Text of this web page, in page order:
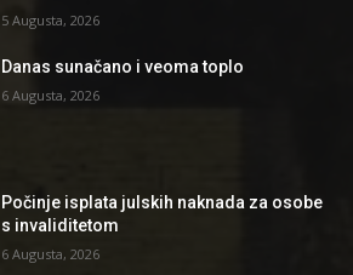
5 Augusta, 2026
Danas sunačano i veoma toplo
6 Augusta, 2026
Počinje isplata julskih naknada za osobe
s invaliditetom
6 Augusta, 2026